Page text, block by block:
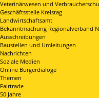
Veterinärwesen und
Geschäftsstelle Kreistag
Landwirtschaftsamt
Bekanntmachung Regionalverband
Ausschreibungen
Baustellen und Umleitungen
Nachrichten
Soziale Medien
Online Bürgerdialoge
Themen
Fairtrade
50 Jahre